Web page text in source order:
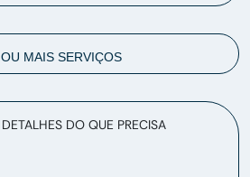
DO QUE PRECISA